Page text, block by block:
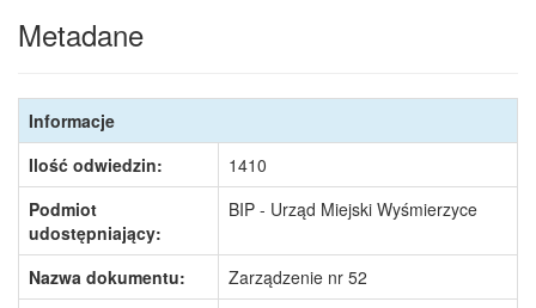
Metadane
Informacje
Ilość odwiedzin:
1410
Podmiot
udostępniający:
BIP - Urząd Miejski Wyśmierzyce
Nazwa dokumentu:
Zarządzenie nr 52